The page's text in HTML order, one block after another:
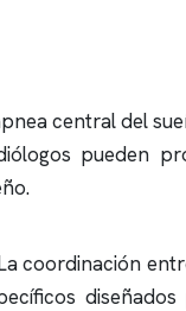
central del
pueden
coordinación